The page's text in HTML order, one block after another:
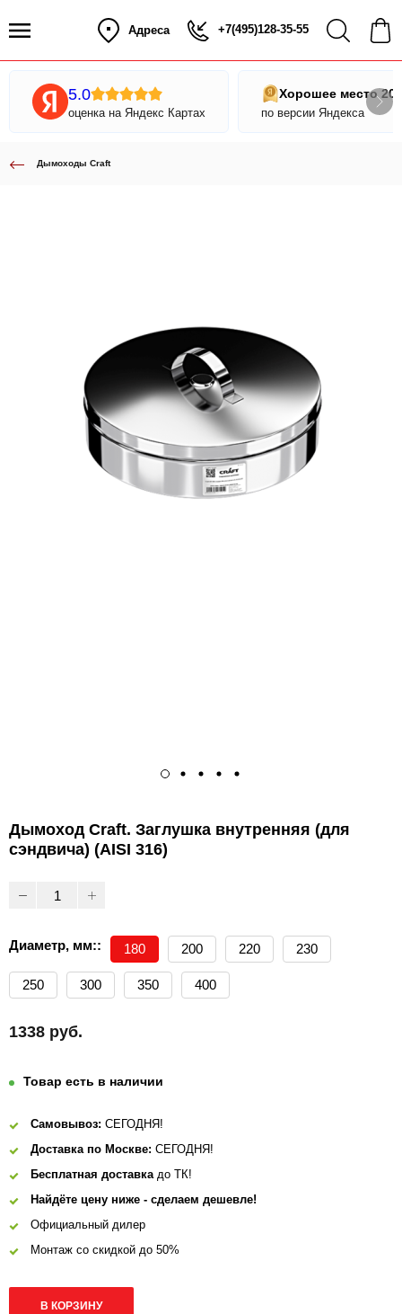
Адреса +7(495)128-35-55
5.0
оценка на Яндекс Картах
Хорошее место
по версии Яндекса
Дымоходы Craft
Дымоход Craft. Заглушка внутренняя (для
сэндвича) (AISI 316)
Диаметр, мм:: 180 200 220 230
250 300 350 400
1338 руб.
Товар есть в наличии
Самовывоз: СЕГОДНЯ!
Доставка по Москве: СЕГОДНЯ!
Бесплатная доставкадо ТК!
Найдёте цену ниже - сделаем дешевле!
Официальный дилер
Монтаж со скидкой до 50%
В КОРЗИНУ